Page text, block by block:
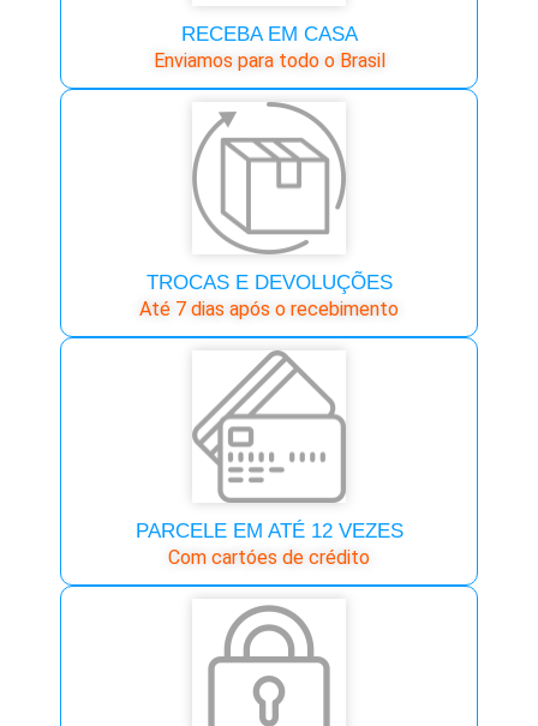
RECEBA EM CASA
Enviamos para todo o Brasil
TROCAS E DEVOLUÇÕES
Até 7 dias após o recebimento
PARCELE EM ATÉ 12 VEZES
Com cartóes de crédito